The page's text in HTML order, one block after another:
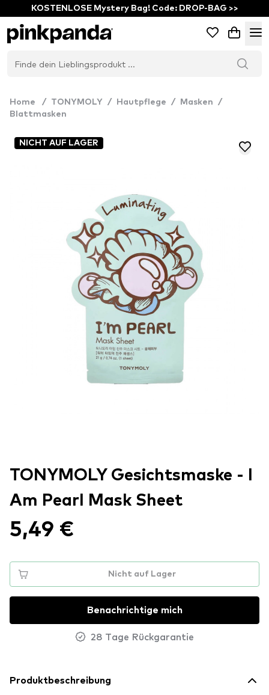
KOSTENLOSE Mystery Bag! Code: DROP-BAG >>
Home / TONYMOLY / Hautpflege / Masken
/
Blattmasken
NICHT AUF LAGER
TONYMOLY Gesichtsmaske - I
Am Pearl Mask Sheet
5,49 €
Nicht auf Lager
Benachrichtige mich
28 Tage Rückgarantie
Produktbeschreibung